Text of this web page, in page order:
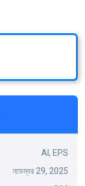
AI, EPS
নভেম্বর 29, 2025